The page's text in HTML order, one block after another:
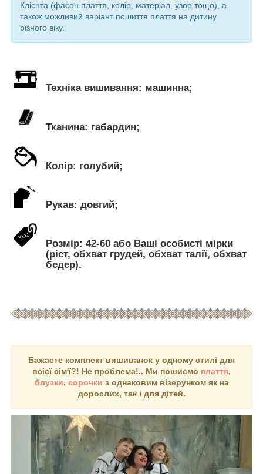
Клієнта (фасон плаття, колір, матеріал, узор тощо), а
також можливий варіант пошиття плаття на дитину
різного віку.
Техніка вишивання: машинна;
Тканина: габардин;
Колір: голубий;
Рукав: довгий;
Розмір: 42-60 або Ваші особисті мірки
(ріст, обхват грудей, обхват талії, обхват
бедер).
Бажаєте комплект вишиванок у одному стилі для
всієї сім'ї?! Не проблема!.. Ми пошиємо плаття,
блузки, сорочки з однаковим візерунком як на
дорослих, так і для дітей.